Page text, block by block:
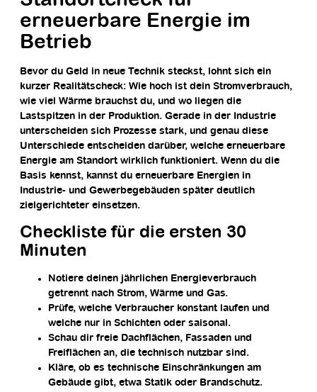
erneuerbare Energie im
Betrieb
Bevor du Geld in neue Technik steckst, lohnt sich ein
kurzer Realitätscheck: Wie hoch ist dein Stromverbrauch,
wie viel Wärme brauchst du, und wo liegen die
Lastspitzen in der Produktion. Gerade in der Industrie
unterscheiden sich Prozesse stark, und genau diese
Unterschiede entscheiden darüber, welche erneuerbare
Energie am Standort wirklich funktioniert. Wenn du die
Basis kennst, kannst du erneuerbare Energien in
Industrie- und Gewerbegebäuden später deutlich
zielgerichteter einsetzen.
Checkliste für die ersten 30
Minuten
Notiere deinen jährlichen Energieverbrauch
getrennt nach Strom, Wärme und Gas.
Prüfe, welche Verbraucher konstant laufen und
welche nur in Schichten oder saisonal.
Schau dir freie Dachflächen, Fassaden und
Freiflächen an, die technisch nutzbar sind.
Kläre, ob es technische Einschränkungen am
Gebäude gibt, etwa Statik oder Brandschutz.